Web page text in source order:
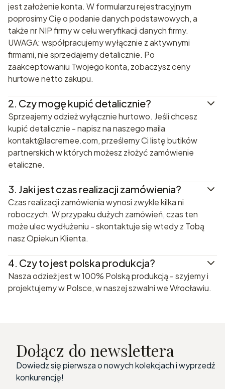
jest założenie konta. W formularzu rejestracyjnym
poprosimy Cię o podanie danych podstawowych, a
także nr NIP firmy w celu weryfikacji danych firmy.
UWAGA: współpracujemy wyłącznie z aktywnymi
firmami, nie sprzedajemy detalicznie. Po
zaakceptowaniu Twojego konta, zobaczysz ceny
hurtowe netto zakupu.
2. Czy mogę kupić detalicznie?
Sprzeajemy odzież wyłącznie hurtowo. Jeśli chcesz
kupić detalicznie - napisz na naszego maila
kontakt@lacremee.com, prześlemy Ci listę butików
partnerskich w których możesz złożyć zamówienie
etaliczne.
3. Jaki jest czas realizacji zamówienia?
Czas realizacji zamówienia wynosi zwykle kilka ni
roboczych. W przypaku dużych zamówień, czas ten
może ulec wydłużeniu - skontaktuje się wtedy z Tobą
nasz Opiekun Klienta.
4. Czy to jest polska produkcja?
Nasza odzież jest w 100% Polską produkcją - szyjemy i
projektujemy w Polsce, w naszej szwalni we Wrocławiu.
Dołącz do newslettera
Dowiedz się pierwsza o nowych kolekcjach i wyprzedź
konkurencję!